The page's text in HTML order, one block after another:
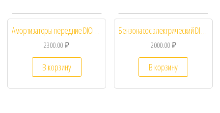
Амортизаторы передние DIO ZX 34 35
2300.00₽
В корзину
Бензонасос электрический DIO AF68, Today AF67
2000.00₽
В корзину